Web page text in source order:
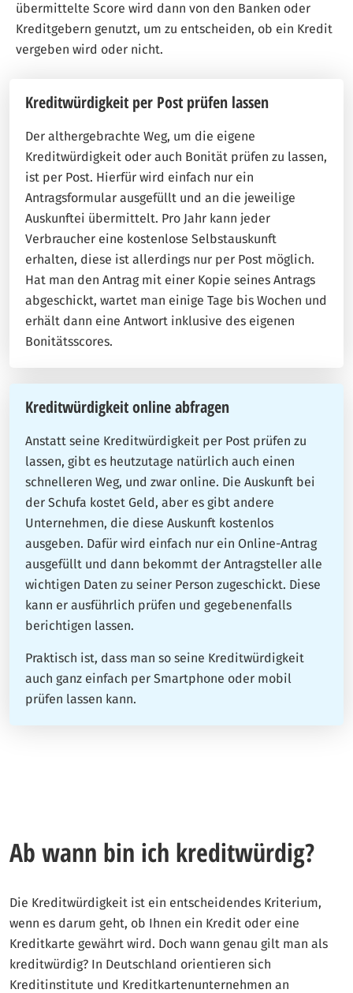
übermittelte Score wird dann von den Banken oder
Kreditgebern genutzt, um zu entscheiden, ob ein Kredit
vergeben wird oder nicht.
Kreditwürdigkeit per Post prüfen lassen
Der althergebrachte Weg, um die eigene
Kreditwürdigkeit oder auch Bonität prüfen zu lassen,
ist per Post. Hierfür wird einfach nur ein
Antragsformular ausgefüllt und an die jeweilige
Auskunftei übermittelt. Pro Jahr kann jeder
Verbraucher eine kostenlose Selbstauskunft
erhalten, diese ist allerdings nur per Post möglich.
Hat man den Antrag mit einer Kopie seines Antrags
abgeschickt, wartet man einige Tage bis Wochen und
erhält dann eine Antwort inklusive des eigenen
Bonitätsscores.
Kreditwürdigkeit online abfragen
Anstatt seine Kreditwürdigkeit per Post prüfen zu
lassen, gibt es heutzutage natürlich auch einen
schnelleren Weg, und zwar online. Die Auskunft bei
der Schufa kostet Geld, aber es gibt andere
Unternehmen, die diese Auskunft kostenlos
ausgeben. Dafür wird einfach nur ein Online-Antrag
ausgefüllt und dann bekommt der Antragsteller alle
wichtigen Daten zu seiner Person zugeschickt. Diese
kann er ausführlich prüfen und gegebenenfalls
berichtigen lassen.
Praktisch ist, dass man so seine Kreditwürdigkeit
auch ganz einfach per Smartphone oder mobil
prüfen lassen kann.
Ab wann bin ich kreditwürdig?
Die Kreditwürdigkeit ist ein entscheidendes Kriterium,
wenn es darum geht, ob Ihnen ein Kredit oder eine
Kreditkarte gewährt wird. Doch wann genau gilt man als
kreditwürdig? In Deutschland orientieren sich
Kreditinstitute und Kreditkartenunternehmen an